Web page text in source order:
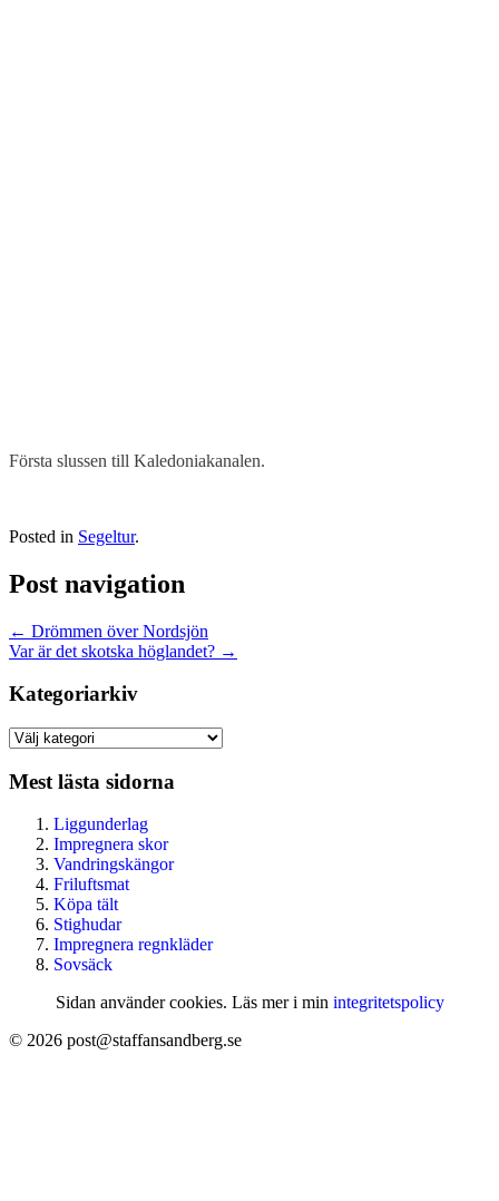
Första slussen till Kaledoniakanalen.
Posted in Segeltur.
Post navigation
← Drömmen över Nordsjön
Var är det skotska höglandet? →
Kategoriarkiv
Kategoriarkiv
Mest lästa sidorna
Liggunderlag
Impregnera skor
Vandringskängor
Friluftsmat
Köpa tält
Stighudar
Impregnera regnkläder
Sovsäck
Sidan använder cookies. Läs mer i min integritetspolicy
© 2026 post@staffansandberg.se